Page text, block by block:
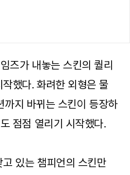
즈가 내놓는 스킨의 퀄리
했다. 화려한 외형은 물
지 바뀌는 스킨이 등장하
점점 열리기 시작했다.
있는 챔피언의 스킨만